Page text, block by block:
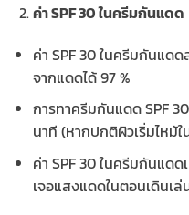
ค่า SPF 30 ในครีมกันแดด
ค่า SPF 30 ในครีมกันแด
จากแดดได้ 97 %
การทาครีมกันแดด SPF
นาที (หากปกติผิวเริ่มไหม้ใ
ค่า SPF 30 ในครีมกันแด
เจอแสงแดดในตอนเดินเล่